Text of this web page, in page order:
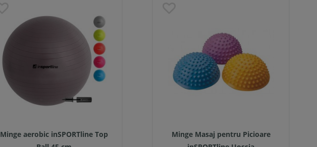
Minge aerobic inSPORTline Top
Minge Masaj pentru Picioare